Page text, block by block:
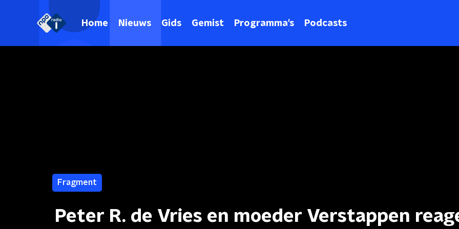
Home Nieuws Gids Gemist Programma's Podcasts
Fragment
Peter R. de Vries en moeder Verstappen